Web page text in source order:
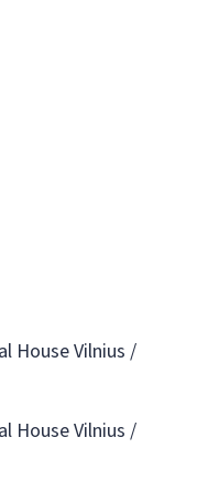
House Vilnius /
House Vilnius /